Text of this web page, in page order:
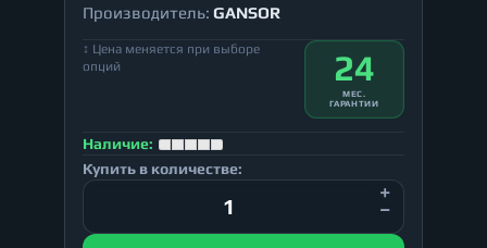
Производитель: GANSOR
↕ Цена меняется при выборе
опций
24
МЕС.
ГАРАНТИИ
Наличие:
Купить в количестве: